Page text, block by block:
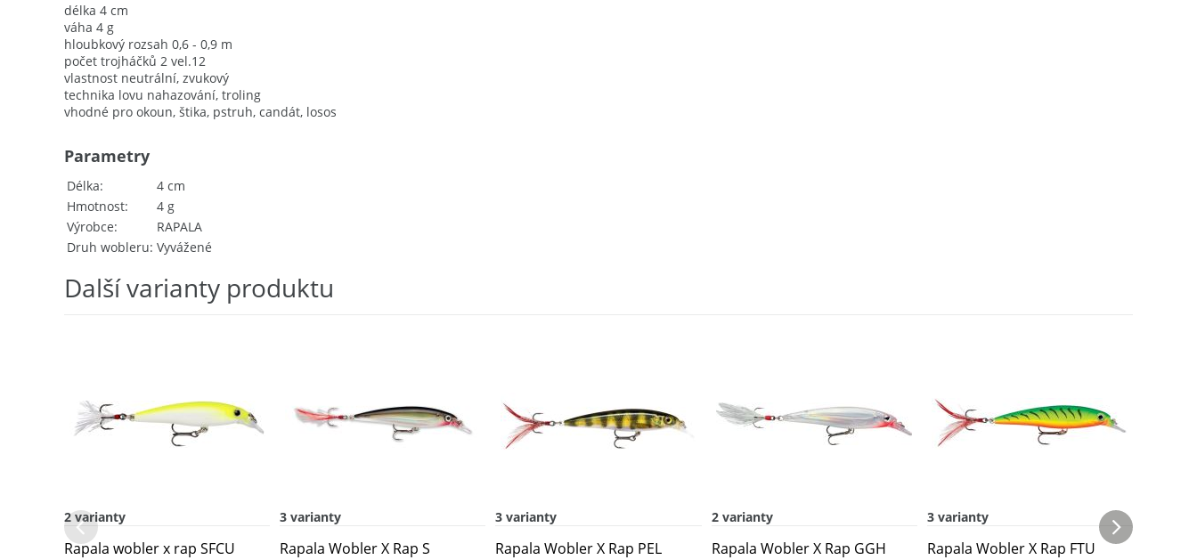
délka 4 cm
váha 4 g
hloubkový rozsah 0,6 - 0,9 m
počet trojháčků 2 vel.12
vlastnost neutrální, zvukový
technika lovu nahazování, troling
vhodné pro okoun, štika, pstruh, candát, losos
Délka
4 cm
Hmotnost
4 g
Výrobce
RAPALA
Druh wobleru Vyvážené
Parametry
Další varianty produktu
2 varianty
Rapala wobler x rap SFCU
3 varianty
Rapala Wobler X Rap S
3 varianty
Rapala Wobler X Rap PEL
2 varianty
Rapala Wobler X Rap GGH
3 varianty
Rapala Wobler X Rap FTU